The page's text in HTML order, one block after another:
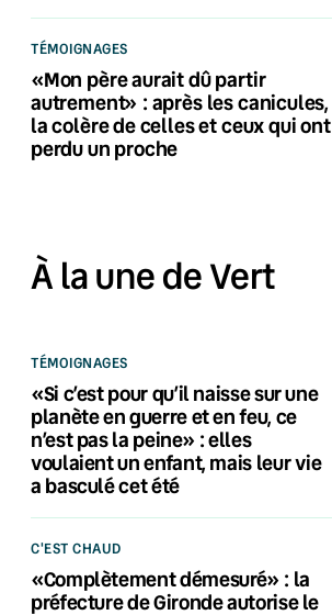
TÉMOIGNAGES
«Mon père aurait dû partir
autrement» : après les canicules,
la colère de celles et ceux qui ont
perdu un proche
À la une de Vert
TÉMOIGNAGES
«Si c’est pour qu’il naisse sur une
planète en guerre et en feu, ce
n’est pas la peine» : elles
voulaient un enfant, mais leur vie
a basculé cet été
C'EST CHAUD
«Complètement démesuré» : la
préfecture de Gironde autorise le